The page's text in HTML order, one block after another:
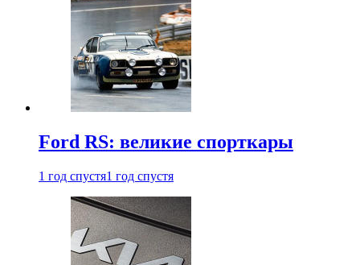
Ford RS: великие спорткары
1 год спустя1 год спустя